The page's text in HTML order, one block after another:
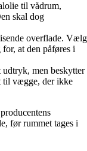
til vådrum,
skal dog
overflade. Vælg
at den påføres i
men beskytter
til vægge, der ikke
før rummet tages i